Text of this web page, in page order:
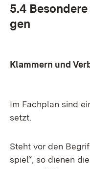
5.4
gen
Klam­mern und
Im Fach­plan sind
setzt.
Steht vor den
spiel“, so die­nen